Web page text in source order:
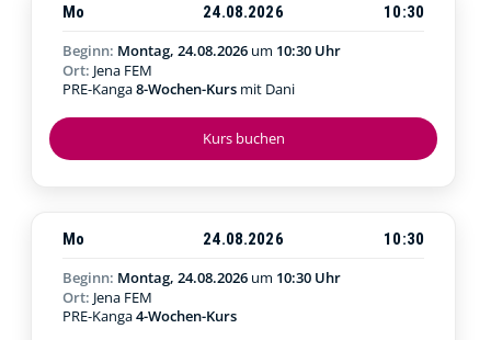
Kurs buchen
Mo 24.08.2026
10:30
Beginn: Montag, 24.08.2026 um 10:30 Uhr
Ort: Jena FEM
PRE-Kanga8-Wochen-Kurs mit Dani
Mo 24.08.2026
10:30
Beginn: Montag, 24.08.2026 um 10:30 Uhr
Ort: Jena FEM
PRE-Kanga4-Wochen-Kurs